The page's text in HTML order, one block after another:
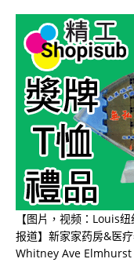
【图片，视频：Louis
报道】新家家药房&医
Whitney Ave Elmhurst